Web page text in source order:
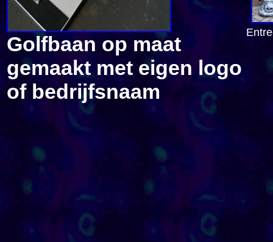
Golfbaan op maat
gemaakt met eigen logo
of bedrijfsnaam